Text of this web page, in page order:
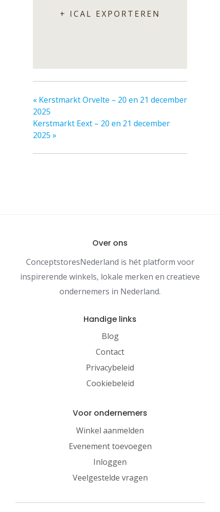
+ ICAL EXPORTEREN
« Kerstmarkt Orvelte – 20 en 21 december
2025
Kerstmarkt Eext – 20 en 21 december
2025 »
Over ons
ConceptstoresNederland is hét platform voor
inspirerende winkels, lokale merken en creatieve
ondernemers in Nederland.
Handige links
Blog
Contact
Privacybeleid
Cookiebeleid
Voor ondernemers
Winkel aanmelden
Evenement toevoegen
Inloggen
Veelgestelde vragen